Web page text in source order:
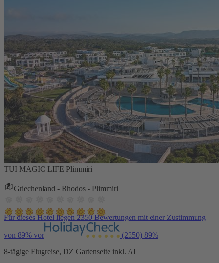
TUI MAGIC LIFE Plimmiri
Griechenland - Rhodos - Plimmiri
Für dieses Hotel liegen 2350 Bewertungen mit einer Zustimmung
von 89% vor (2350) 89%
8-tägige Flugreise, DZ Gartenseite inkl. AI